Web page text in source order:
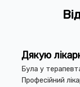
Дякую
Була у
Професійний